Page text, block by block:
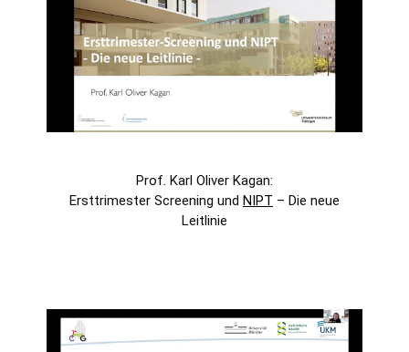
Prof. Karl Oliver Kagan:
Ersttrimester Screening und NIPT – Die neue
Leitlinie